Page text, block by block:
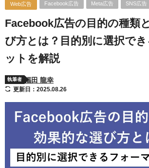
Web広告 Facebook広告 Meta広告 SNS広告
Facebook広告の目的の種類
び方とは？目的別に選択で
ットを解説
執筆者 福田 龍幸
更新日：2025.08.26